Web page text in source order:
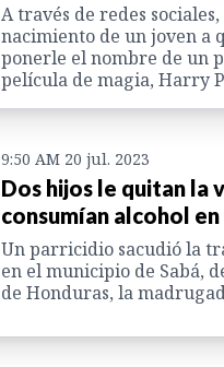
A través de redes
nacimiento de un joven a
ponerle el nombre de un
película de magia, Harry
9:50 AM 20 jul. 2023
Dos hijos le quitan la
consumían alcohol
Un parricidio sacudió la
en el municipio de Sabá,
de Honduras, la